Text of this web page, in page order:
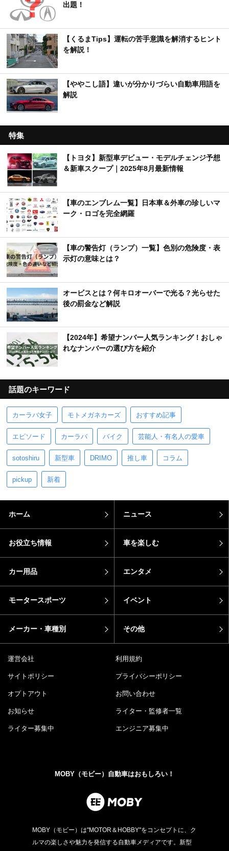
出題！
【くるまTips】運転の苦手意識を解消するヒント
を解説！
【ややこし語】違いが分かりづらい自動車用語を
解説
特集
【トヨタ】新型車デビュー・モデルチェンジ予想
＆新車スクープ｜2025年8月最新情報
【車のエンブレム一覧】日本車＆外車の珍しいマ
ーク・ロゴを完全網羅
【車の警告灯（ランプ）一覧】色別の危険度・表
示灯の意味とは？
オービスとは？何キロオーバーで光る？光らせた
後の罰金など解説
【2024年】希望ナンバー人気ランキング！おしゃ
れなナンバーの選び方を紹介
話題のキーワード
カーラバ女子 モトメガネカーズ おすすめ記事
エピソード カーラバ バイク 芸能人・有名人の愛車
sotoshiru 新型車 DRIMO 推し車 コラム
pickup 新着
ホーム ニュース
お役立ち情報 車を楽しむ
カー用品 エンタメ
モータースポーツ イベント
メーカー・車種別 その他
運営会社 利用規約
サイトポリシー プライバシーポリシー
オプトアウト お問い合わせ
お知らせ ライター・監修者一覧
ライター募集中 エンジニア募集中
MOBY（モビー）自動車はおもしろい！
MOBY（モビー）は"MOTOR＆HOBBY"をコンセプトに、ク
ルマの楽しさや魅力を発信する自動車メディアです。新型